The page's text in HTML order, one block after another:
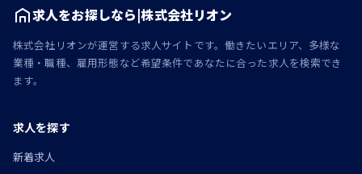
求人をお探しなら|株式会社リオン
株式会社リオンが運営する求人サイトです。働きたいエリア、多様な
業種・職種、雇用形態など希望条件であなたに合った求人を検索でき
ます。
求人を探す
新着求人